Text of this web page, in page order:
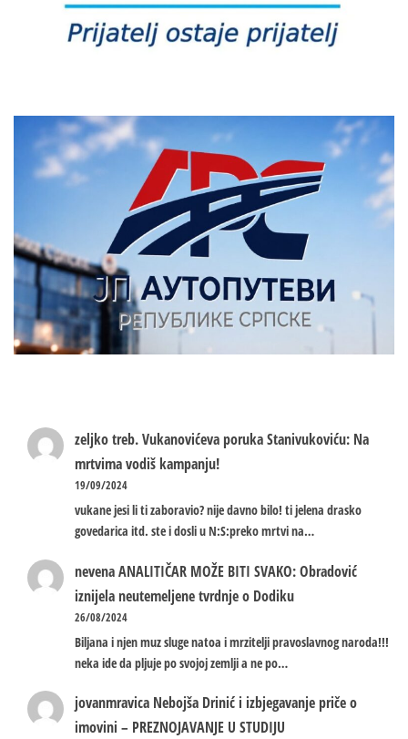
zeljko treb.Vukanovićeva poruka Stanivukoviću: Na
mrtvima vodiš kampanju!
19/09/2024
vukane jesi li ti zaboravio? nije davno bilo! ti jelena drasko
govedarica itd. ste i dosli u N:S:preko mrtvi na…
nevenaANALITIČAR MOŽE BITI SVAKO: Obradović
iznijela neutemeljene tvrdnje o Dodiku
26/08/2024
Biljana i njen muz sluge natoa i mrzitelji pravoslavnog naroda!!!
neka ide da pljuje po svojoj zemlji a ne po…
jovanmravica Nebojša Drinić i izbjegavanje priče o
imovini – PREZNOJAVANJE U STUDIJU